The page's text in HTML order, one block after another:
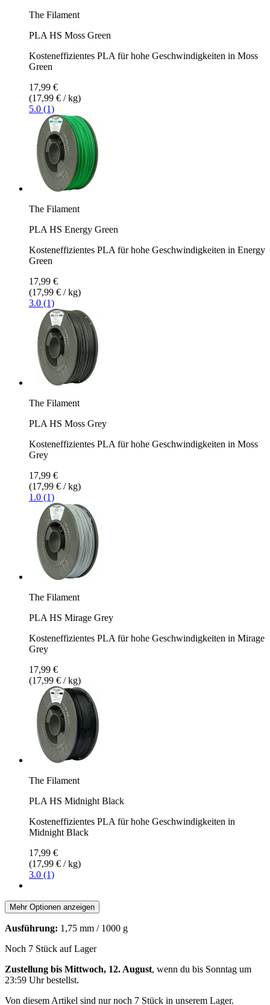
The Filament
PLA HS Moss Green
Kosteneffizientes PLA für hohe Geschwindigkeiten in Moss
Green
17,99 €
(17,99 € / kg)
5.0 (1)
The Filament
PLA HS Energy Green
Kosteneffizientes PLA für hohe Geschwindigkeiten in Energy
Green
17,99 €
(17,99 € / kg)
3.0 (1)
The Filament
PLA HS Moss Grey
Kosteneffizientes PLA für hohe Geschwindigkeiten in Moss
Grey
17,99 €
(17,99 € / kg)
1.0 (1)
The Filament
PLA HS Mirage Grey
Kosteneffizientes PLA für hohe Geschwindigkeiten in Mirage
Grey
17,99 €
(17,99 € / kg)
The Filament
PLA HS Midnight Black
Kosteneffizientes PLA für hohe Geschwindigkeiten in
Midnight Black
17,99 €
(17,99 € / kg)
3.0 (1)
Mehr Optionen anzeigen
Ausführung: 1,75 mm / 1000 g
Noch 7 Stück auf Lager
Zustellung bis Mittwoch, 12. August, wenn du bis Sonntag um
23:59 Uhrbestellst.
Von diesem Artikel sind nur noch 7 Stück in unserem Lager.